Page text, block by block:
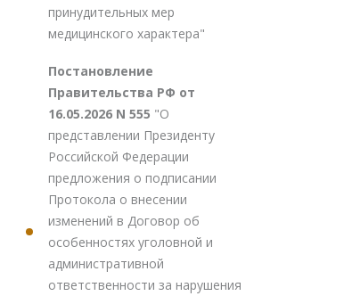
принудительных мер
медицинского характера"
Постановление
Правительства РФ от
16.05.2026 N 555 "О
представлении Президенту
Российской Федерации
предложения о подписании
Протокола о внесении
изменений в Договор об
особенностях уголовной и
административной
ответственности за нарушения